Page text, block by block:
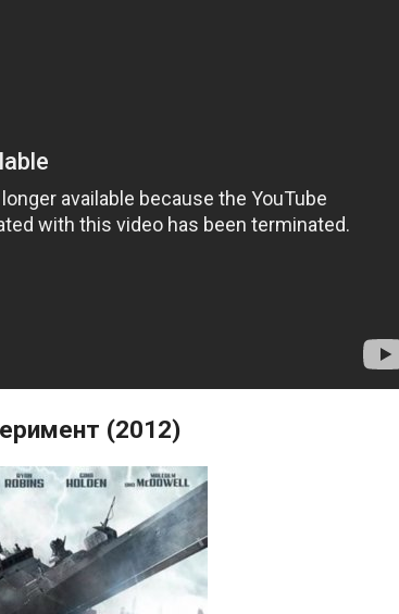
(2012)